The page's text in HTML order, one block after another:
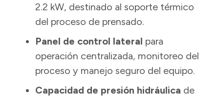
2.2 kW, destinado al soporte térmico
del proceso de prensado.
Panel de control lateral para
operación centralizada, monitoreo del
proceso y manejo seguro del equipo.
Capacidad de presión hidráulica de